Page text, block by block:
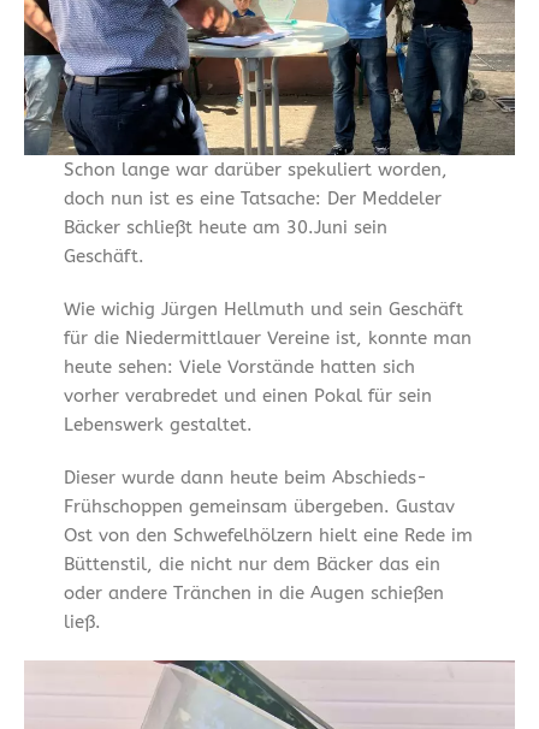
Schon lange war darüber spekuliert worden,
doch nun ist es eine Tatsache: Der Meddeler
Bäcker schließt heute am 30.Juni sein
Geschäft.
Wie wichig Jürgen Hellmuth und sein Geschäft
für die Niedermittlauer Vereine ist, konnte man
heute sehen: Viele Vorstände hatten sich
vorher verabredet und einen Pokal für sein
Lebenswerk gestaltet.
Dieser wurde dann heute beim Abschieds-
Frühschoppen gemeinsam übergeben. Gustav
Ost von den Schwefelhölzern hielt eine Rede im
Büttenstil, die nicht nur dem Bäcker das ein
oder andere Tränchen in die Augen schießen
ließ.